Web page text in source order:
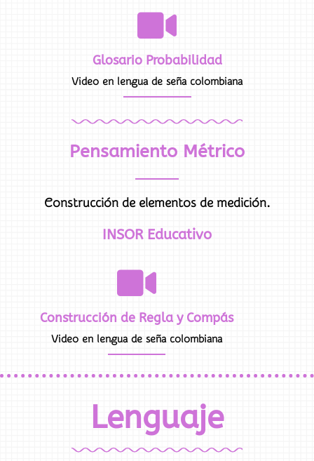
Glosario Probabilidad
Video en lengua de seña colombiana
Pensamiento Métrico
Construcción de elementos de medición.
INSOR Educativo
Construcción de Regla y Compás
Video en lengua de seña colombiana
Lenguaje